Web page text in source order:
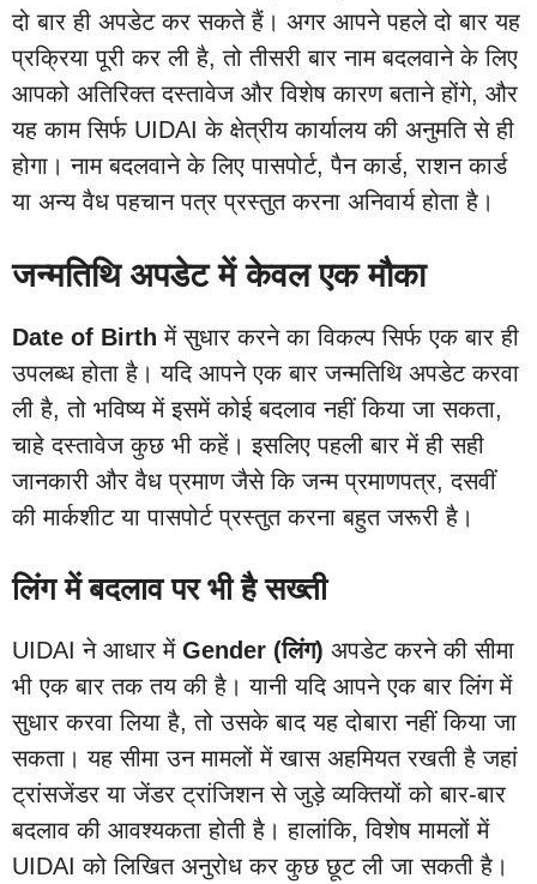
दो बार ही अपडेट कर सकते हैं। अगर आपने पहले दो बार यह
प्रक्रिया पूरी कर ली है, तो तीसरी बार नाम बदलवाने के लिए
आपको अतिरिक्त दस्तावेज और विशेष कारण बताने होंगे, और
यह काम सिर्फ UIDAI के क्षेत्रीय कार्यालय की अनुमति से ही
होगा। नाम बदलवाने के लिए पासपोर्ट, पैन कार्ड, राशन कार्ड
या अन्य वैध पहचान पत्र प्रस्तुत करना अनिवार्य होता है।
जन्मतिथि अपडेट में केवल एक मौका
Date of Birth में सुधार करने का विकल्प सिर्फ एक बार ही
उपलब्ध होता है। यदि आपने एक बार जन्मतिथि अपडेट करवा
ली है, तो भविष्य में इसमें कोई बदलाव नहीं किया जा सकता,
चाहे दस्तावेज कुछ भी कहें। इसलिए पहली बार में ही सही
जानकारी और वैध प्रमाण जैसे कि जन्म प्रमाणपत्र, दसवीं
की मार्कशीट या पासपोर्ट प्रस्तुत करना बहुत जरूरी है।
लिंग में बदलाव पर भी है सख्ती
UIDAI ने आधार में Gender (लिंग) अपडेट करने की सीमा
भी एक बार तक तय की है। यानी यदि आपने एक बार लिंग में
सुधार करवा लिया है, तो उसके बाद यह दोबारा नहीं किया जा
सकता। यह सीमा उन मामलों में खास अहमियत रखती है जहां
ट्रांसजेंडर या जेंडर ट्रांजिशन से जुड़े व्यक्तियों को बार-बार
बदलाव की आवश्यकता होती है। हालांकि, विशेष मामलों में
UIDAI को लिखित अनुरोध कर कुछ छूट ली जा सकती है।